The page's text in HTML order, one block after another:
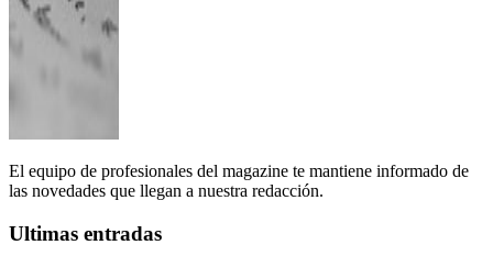
El equipo de profesionales del magazine te mantiene informado de
las novedades que llegan a nuestra redacción.
Ultimas entradas